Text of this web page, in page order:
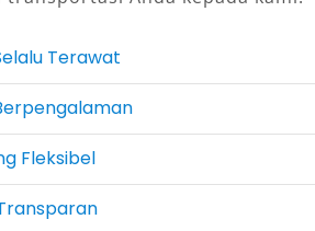
Terawat
Fleksibel